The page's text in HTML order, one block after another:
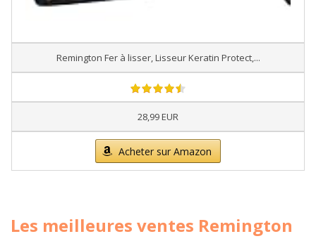
Remington Fer à lisser, Lisseur Keratin Protect,...
28,99 EUR
Acheter sur Amazon
Les meilleures ventes Remington